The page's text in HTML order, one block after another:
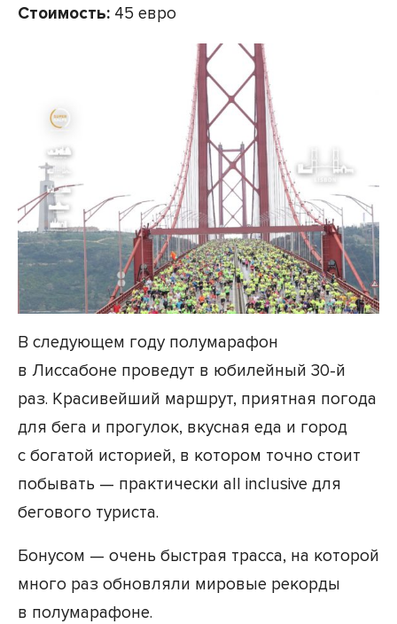
Стоимость: 45 евро
В следующем году полумарафон
в Лиссабоне проведут в юбилейный 30-й
раз. Красивейший маршрут, приятная погода
для бега и прогулок, вкусная еда и город
с богатой историей, в котором точно стоит
побывать — практически all inclusive для
бегового туриста.
Бонусом — очень быстрая трасса, на которой
много раз обновляли мировые рекорды
в полумарафоне.